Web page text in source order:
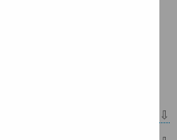
Jak żywić chorego, aby
podstawowego?
w poniższym artykule.